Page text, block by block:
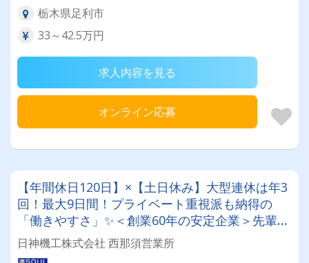
栃木県足利市
33～42.5万円
求人内容を見る
オンライン応募
【年間休日120日】×【土日休み】大型連休は年3
回！最大9日間！プライベート重視派も納得の
「働きやすさ」✨＜創業60年の安定企業＞先輩の
丁寧なフォローで、未経験スタートも活躍中！
【剪定作業員】
日神機工株式会社 西那須営業所